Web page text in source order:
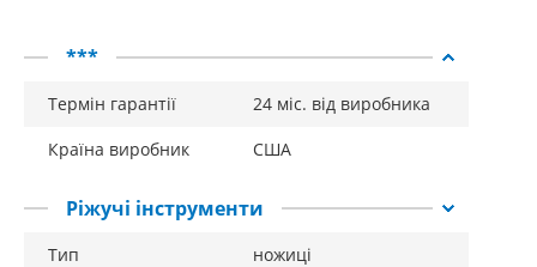
***
Термін гарантії
24 міс. від виробника
Країна виробник
США
Ріжучі інструменти
Тип
ножиці